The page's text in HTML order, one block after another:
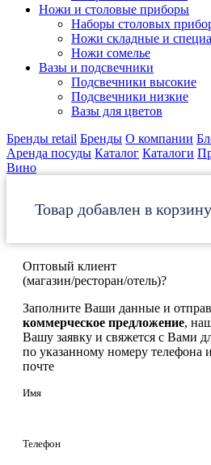
Ножи и столовые приборы
Наборы столовых
Ножи складные и
Ножи сомелье
Вазы и подсвечники
Подсвечники высокие
Подсвечники низкие
Вазы для цветов
Бренды retail Бренды О компании
Аренда посуды Каталог Каталоги
Вино
Товар добавлен в корзину
Оптовый клиент
(магазин/ресторан/отель)?
Заполните Ваши данные и
коммерческое предложение,
Вашу заявку и свяжется с Вами
по указанному номеру телефона
почте
Имя
Телефон